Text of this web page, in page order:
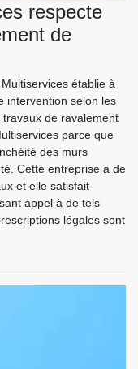
respecte
de
établie à
intervention selon les
de ravalement
parce que
des murs
Cette entreprise a de
et elle satisfait
appel à de tels
légales sont